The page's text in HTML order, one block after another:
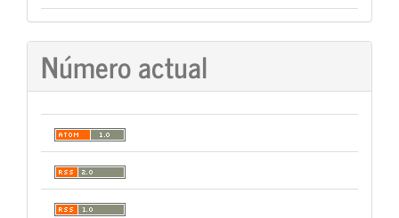
Número actual